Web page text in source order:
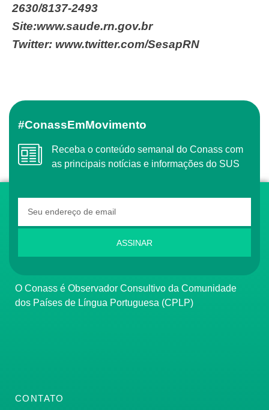
2630/8137-2493
Site:www.saude.rn.gov.br
Twitter: www.twitter.com/SesapRN
#ConassEmMovimento
Receba o conteúdo semanal do Conass com
as principais notícias e informações do SUS
ASSINAR
O Conass é Observador Consultivo da Comunidade
dos Países de Língua Portuguesa (CPLP)
CONTATO